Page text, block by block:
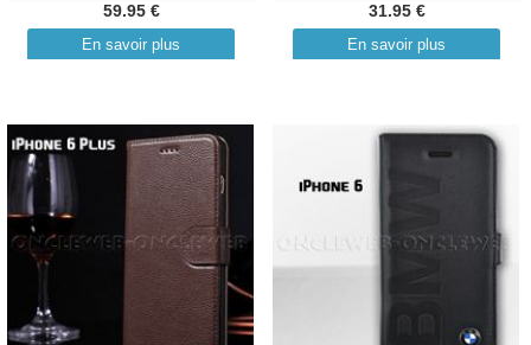
59.95 €
En savoir plus
31.95 €
En savoir plus